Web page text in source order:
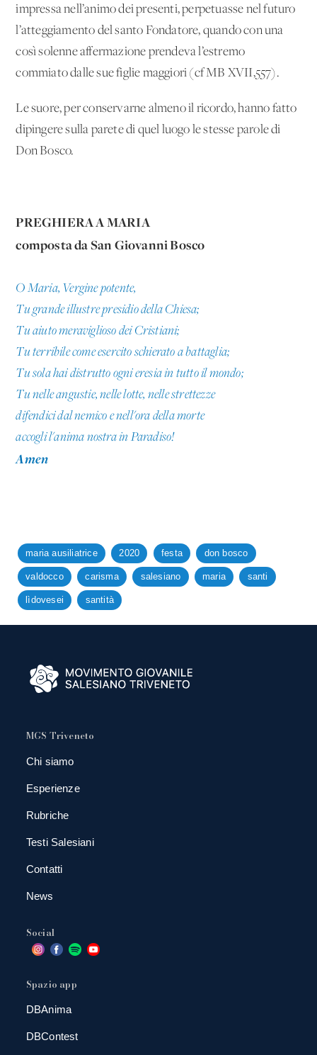
impressa nell’animo dei presenti, perpetuasse nel futuro
l’atteggiamento del santo Fondatore, quando con una
così solenne affermazione prendeva l’estremo
commiato dalle sue figlie maggiori (cf MB XVII,557).
Le suore, per conservarne almeno il ricordo, hanno fatto
dipingere sulla parete di quel luogo le stesse parole di
Don Bosco.
PREGHIERA A MARIA
composta da San Giovanni Bosco
O Maria, Vergine potente,
Tu grande illustre presidio della Chiesa;
Tu aiuto meraviglioso dei Cristiani;
Tu terribile come esercito schierato a battaglia;
Tu sola hai distrutto ogni eresia in tutto il mondo;
Tu nelle angustie, nelle lotte, nelle strettezze
difendici dal nemico e nell'ora della morte
accogli l'anima nostra in Paradiso!
Amen
maria ausiliatrice 2020 festa don bosco
valdocco carisma salesiano maria santi
lìdovesei santità
MGS Triveneto
Chi siamo
Esperienze
Rubriche
Testi Salesiani
Contatti
News
Social
Spazio app
DBAnima
DBContest